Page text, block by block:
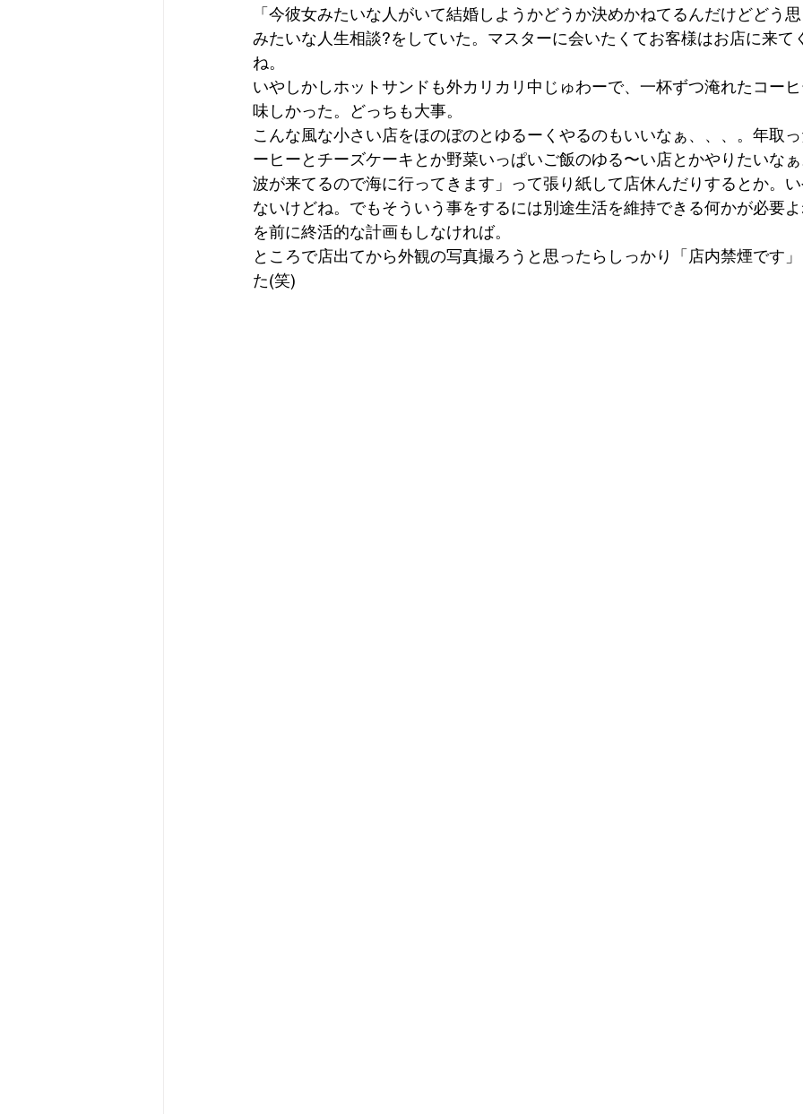
「今彼女みたいな人がいて結婚しようかどうか決めかねてるんだけどどう
みたいな人生相談?をしていた。マスターに会いたくてお客様はお店に来て
ね。
いやしかしホットサンドも外カリカリ中じゅわーで、一杯ずつ淹れたコー
味しかった。どっちも大事。
こんな風な小さい店をほのぼのとゆるーくやるのもいいなぁ、、、。年取
ーヒーとチーズケーキとか野菜いっぱいご飯のゆる〜い店とかやりたいな
波が来てるので海に行ってきます」って張り紙して店休んだりするとか。
ないけどね。でもそういう事をするには別途生活を維持できる何かが必要
を前に終活的な計画もしなければ。
ところで店出てから外観の写真撮ろうと思ったらしっかり「店内禁煙です
た(笑)